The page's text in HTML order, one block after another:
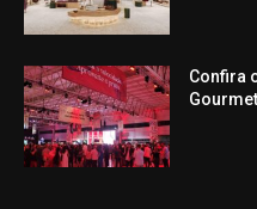
Confira